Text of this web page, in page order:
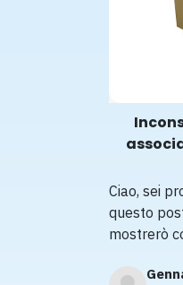
Ciao, sei
questo
mostrerò